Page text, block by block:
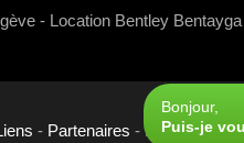
Bonjour,
Puis-je
m
- Location Bentley
- Partenaires - Réalisé par